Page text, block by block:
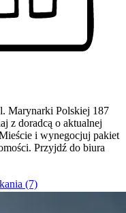
Marynarki Polskiej 187
z doradcą o aktualnej
i wynegocjuj pakiet
Przyjdź do biura
(7)